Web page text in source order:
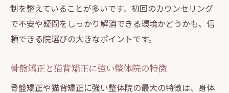
制を整えていることが多いです。初回のカウンセリング
で不安や疑問をしっかり解消できる環境かどうかも、信
頼できる院選びの大きなポイントです。
骨盤矯正と猫背矯正に強い整体院の特徴
骨盤矯正や猫背矯正に強い整体院の最大の特徴は、身体